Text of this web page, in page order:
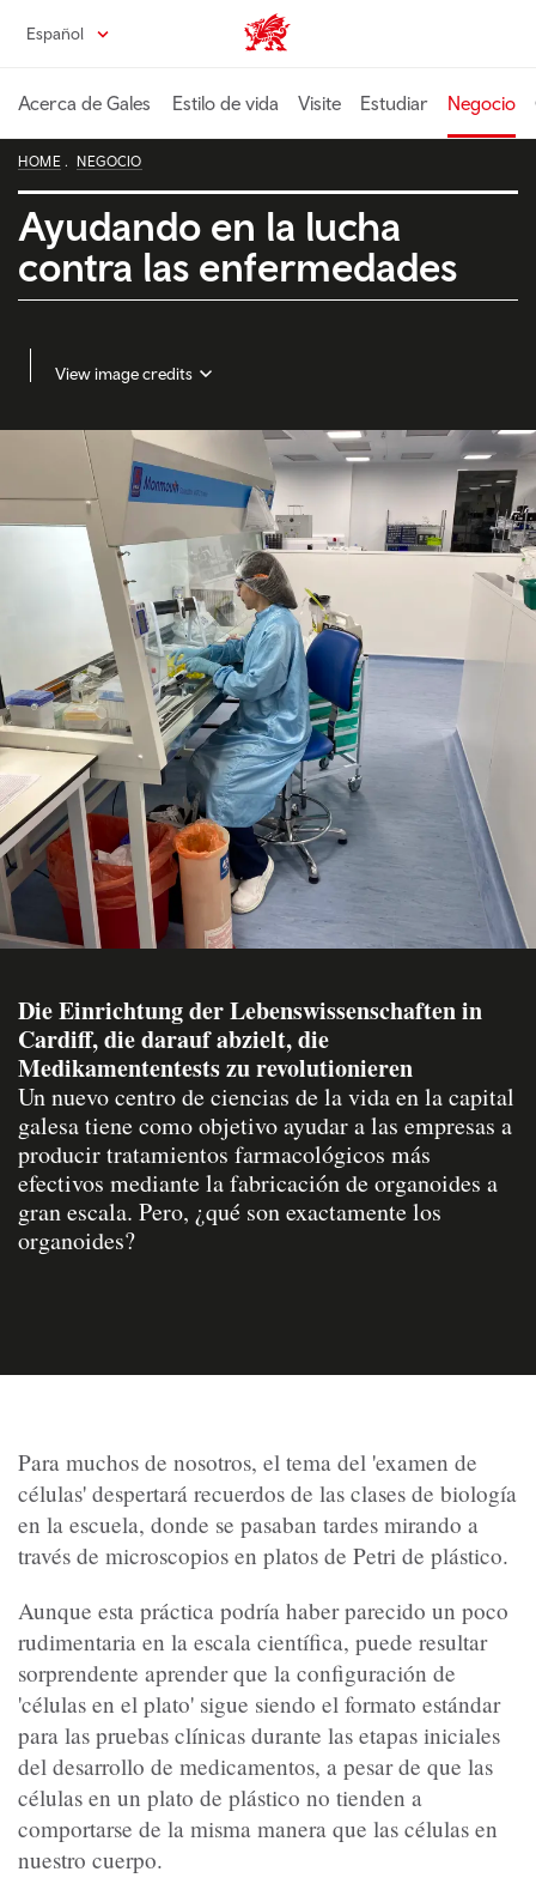
principal
Español Wales home
Acerca de Gales Estilo de vida Visite Estudiar Negocio
HOME NEGOCIO
Ayudando en la lucha
contra las enfermedades
View image credits
Die Einrichtung der Lebenswissenschaften in
Cardiff, die darauf abzielt, die
Medikamententests zu revolutionieren
Un nuevo centro de ciencias de la vida en la capital
galesa tiene como objetivo ayudar a las empresas a
producir tratamientos farmacológicos más
efectivos mediante la fabricación de organoides a
gran escala. Pero, ¿qué son exactamente los
organoides?
Para muchos de nosotros, el tema del 'examen de
células' despertará recuerdos de las clases de biología
en la escuela, donde se pasaban tardes mirando a
través de microscopios en platos de Petri de plástico.
Aunque esta práctica podría haber parecido un poco
rudimentaria en la escala científica, puede resultar
sorprendente aprender que la configuración de
'células en el plato' sigue siendo el formato estándar
para las pruebas clínicas durante las etapas iniciales
del desarrollo de medicamentos, a pesar de que las
células en un plato de plástico no tienden a
comportarse de la misma manera que las células en
nuestro cuerpo.